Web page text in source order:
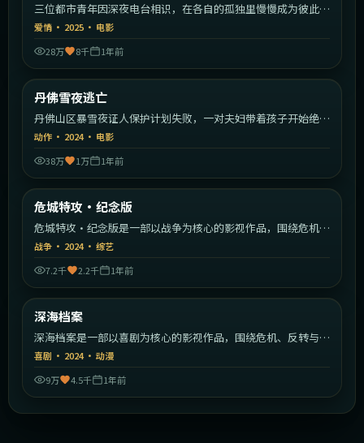
三位都市青年因深夜电台相识，在各自的孤独里慢慢成为彼此的
灯塔。
爱情 · 2025 · 电影
28万
8千 1年前
最新
丹佛雪夜逃亡
丹佛山区暴雪夜证人保护计划失败，一对夫妇带着孩子开始绝命
逃亡。
动作 · 2024· 电影
38万
1万 1年前
最新
危城特攻·纪念版
危城特攻·纪念版是一部以战争为核心的影视作品，围绕危机、
反转与人物成长展开，整体节奏紧凑，值得推荐观看。
战争 · 2024· 综艺
7.2千
2.2千 1年前
最新
深海档案
深海档案是一部以喜剧为核心的影视作品，围绕危机、反转与人
物成长展开，整体节奏紧凑，值得推荐观看。
喜剧 · 2024· 动漫
9万
4.5千 1年前